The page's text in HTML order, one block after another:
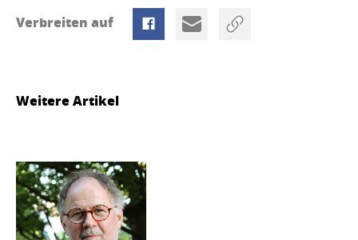
Verbreiten auf
Weitere Artikel